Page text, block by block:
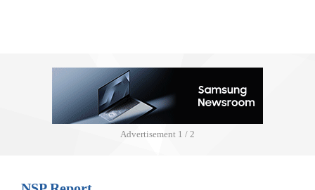
Advertisement 1 / 2